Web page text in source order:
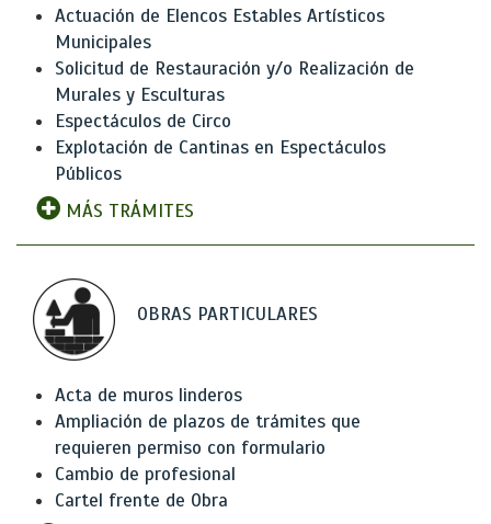
Actuación de Elencos Estables Artísticos
Municipales
Solicitud de Restauración y/o Realización de
Murales y Esculturas
Espectáculos de Circo
Explotación de Cantinas en Espectáculos
Públicos
MÁS TRÁMITES
OBRAS PARTICULARES
Acta de muros linderos
Ampliación de plazos de trámites que
requieren permiso con formulario
Cambio de profesional
Cartel frente de Obra